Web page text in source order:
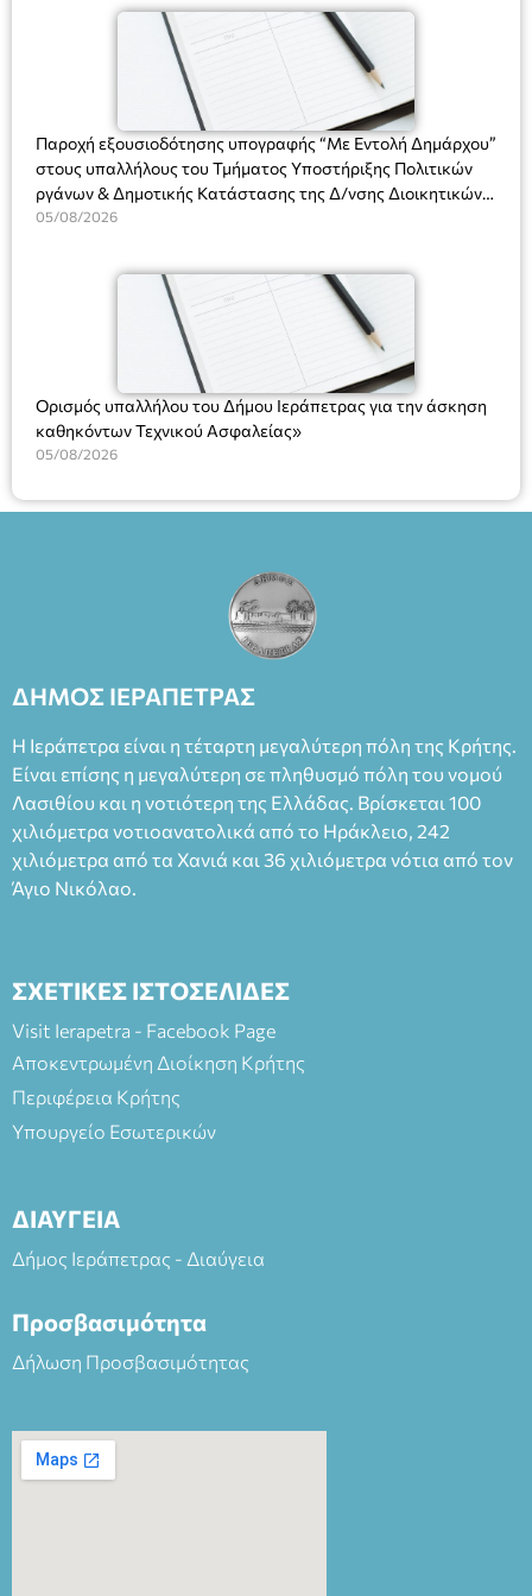
Πλαστήρα), E&G Mini market (Δημοκρατίας 39 Ιεράπετρα)
και στο more.com Χώρος: 3ο Γυμνάσιο Ιεράπετρας
(Είσοδος ΕΠΑ.Λ.) Έναρξη 21:15 Οργάνωση: ΚΝΩΣΟΣ
ΘΕΑΤΡΙΚΕΣ ΠΑΡΑΓΩΓΕΣ ΕΕ
(Ν. 5314/2026).»
Παροχή εξουσιοδότησης υπογραφής “Με Εντολή Δημάρχου”
στους υπαλλήλους του Τμήματος Υποστήριξης Πολιτικών
ργάνων & Δημοτικής Κατάστασης της Δ/νσης Διοικητικών
Υπηρεσιών για αποφάσεις, πιστοποιητικά, πράξεις και
(Ν. 5314/2026).»
05/08/2026
Ορισμός υπαλλήλου του Δήμου Ιεράπετρας για την άσκηση
καθηκόντων Τεχνικού Ασφαλείας»
05/08/2026
ΔΗΜΟΣ ΙΕΡΑΠΕΤΡΑΣ
Η Ιεράπετρα είναι η τέταρτη μεγαλύτερη πόλη της Κρήτης.
Είναι επίσης η μεγαλύτερη σε πληθυσμό πόλη του νομού
Λασιθίου και η νοτιότερη της Ελλάδας. Βρίσκεται 100
χιλιόμετρα νοτιοανατολικά από το Ηράκλειο, 242
χιλιόμετρα από τα Χανιά και 36 χιλιόμετρα νότια από τον
Άγιο Νικόλαο.
ΣΧΕΤΙΚΕΣ ΙΣΤΟΣΕΛΙΔΕΣ
Visit Ierapetra - Facebook Page
Αποκεντρωμένη Διοίκηση Κρήτης
Περιφέρεια Κρήτης
Υπουργείο Εσωτερικών
ΔΙΑΥΓΕΙΑ
Δήμος Ιεράπετρας - Διαύγεια
Προσβασιμότητα
Δήλωση Προσβασιμότητας